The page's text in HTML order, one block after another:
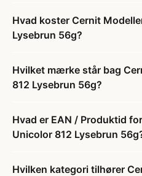
Hvad koster Cernit
Lysebrun 56g?
Hvilket mærke står bag
812 Lysebrun 56g?
Hvad er EAN / Produktid
Unicolor 812 Lysebrun
Hvilken kategori tilhører